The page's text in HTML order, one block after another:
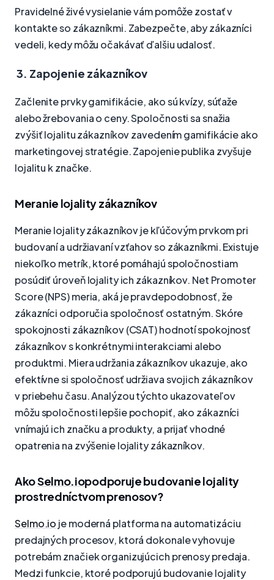
Pravidelné živé vysielanie vám pomôže zostať v
kontakte so zákazníkmi. Zabezpečte, aby zákazníci
vedeli, kedy môžu očakávať ďalšiu udalosť.
3. Zapojenie zákazníkov
Začlenite prvky gamifikácie, ako sú kvízy, súťaže
alebo žrebovania o ceny. Spoločnosti sa snažia
zvýšiť lojalitu zákazníkov zavedením gamifikácie ako
marketingovej stratégie. Zapojenie publika zvyšuje
lojalitu k značke.
Meranie lojality zákazníkov
Meranie lojality zákazníkov je kľúčovým prvkom pri
budovaní a udržiavaní vzťahov so zákazníkmi. Existuje
niekoľko metrík, ktoré pomáhajú spoločnostiam
posúdiť úroveň lojality ich zákazníkov. Net Promoter
Score (NPS) meria, aká je pravdepodobnosť, že
zákazníci odporučia spoločnosť ostatným. Skóre
spokojnosti zákazníkov (CSAT) hodnotí spokojnosť
zákazníkov s konkrétnymi interakciami alebo
produktmi. Miera udržania zákazníkov ukazuje, ako
efektívne si spoločnosť udržiava svojich zákazníkov
v priebehu času. Analýzou týchto ukazovateľov
môžu spoločnosti lepšie pochopiť, ako zákazníci
vnímajú ich značku a produkty, a prijať vhodné
opatrenia na zvýšenie lojality zákazníkov.
AkoSelmo.iopodporuje budovanie lojality
prostredníctvom prenosov?
Selmo.io je moderná platforma na automatizáciu
predajných procesov, ktorá dokonale vyhovuje
potrebám značiek organizujúcich prenosy predaja.
Medzi funkcie, ktoré podporujú budovanie lojality